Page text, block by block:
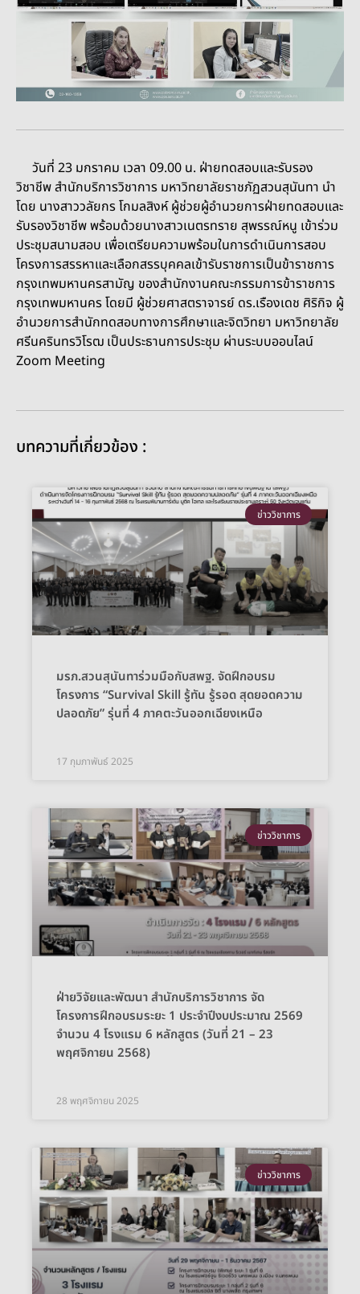
วันที่ 23 มกราคม เวลา 09.00 น. ฝ่ายทดสอบและรับรอง
วิชาชีพ สำนักบริการวิชาการ มหาวิทยาลัยราชภัฏสวนสุนันทา นำ
โดย นางสาววลัยกร โกมลสิงห์ ผู้ช่วยผู้อำนวยการฝ่ายทดสอบและ
รับรองวิชาชีพ พร้อมด้วยนางสาวเนตรทราย สุพรรณ์หนู เข้าร่วม
ประชุมสนามสอบ เพื่อเตรียมความพร้อมในการดำเนินการสอบ
โครงการสรรหาและเลือกสรรบุคคลเข้ารับราชการเป็นข้าราชการ
กรุงเทพมหานครสามัญ ของสำนักงานคณะกรรมการข้าราชการ
กรุงเทพมหานคร โดยมี ผู้ช่วยศาสตราจารย์ ดร.เรืองเดช ศิริกิจ ผู้
อำนวยการสำนักทดสอบทางการศึกษาและจิตวิทยา มหาวิทยาลัย
ศรีนครินทรวิโรฒ เป็นประธานการประชุม ผ่านระบบออนไลน์
Zoom Meeting
บทความที่เกี่ยวข้อง :
ข่าววิชาการ
มรภ.สวนสุนันทาร่วมมือกับสพฐ. จัดฝึกอบรม
โครงการ “Survival Skill รู้ทัน รู้รอด สุดยอดความ
ปลอดภัย” รุ่นที่ 4 ภาคตะวันออกเฉียงเหนือ
17 กุมภาพันธ์ 2025
ข่าววิชาการ
ฝ่ายวิจัยและพัฒนา สำนักบริการวิชาการ จัด
โครงการฝึกอบรมระยะ 1 ประจำปีงบประมาณ 2569
จำนวน 4 โรงแรม 6 หลักสูตร (วันที่ 21 – 23
พฤศจิกายน 2568)
28 พฤศจิกายน 2025
ข่าววิชาการ